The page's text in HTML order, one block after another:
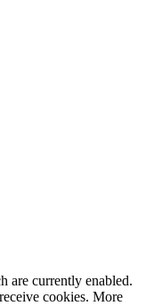
are currently enabled.
cookies. More